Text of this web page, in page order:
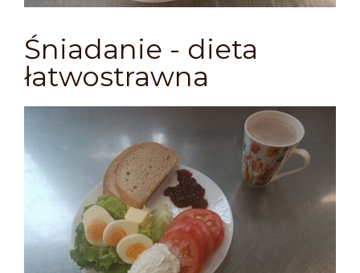
Śniadanie - dieta
łatwostrawna